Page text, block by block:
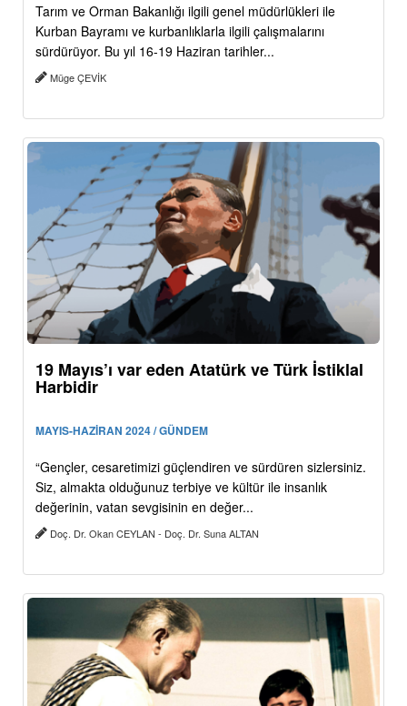
Tarım ve Orman Bakanlığı ilgili genel müdürlükleri ile
Kurban Bayramı ve kurbanlıklarla ilgili çalışmalarını
sürdürüyor. Bu yıl 16-19 Haziran tarihler...
Müge ÇEVİK
19 Mayıs’ı var eden Atatürk ve Türk İstiklal
Harbidir
MAYIS-HAZİRAN 2024 / GÜNDEM
“Gençler, cesaretimizi güçlendiren ve sürdüren sizlersiniz.
Siz, almakta olduğunuz terbiye ve kültür ile insanlık
değerinin, vatan sevgisinin en değer...
Doç. Dr. Okan CEYLAN - Doç. Dr. Suna ALTAN